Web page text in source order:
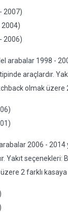
2007)
2006)
arabalar 1998 -
araçlardır.
olmak üzere
2006 - 2014
Yakıt seçenekleri:
2 farklı